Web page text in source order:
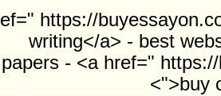
https://
writing</a> - best
- <a href="
">buy